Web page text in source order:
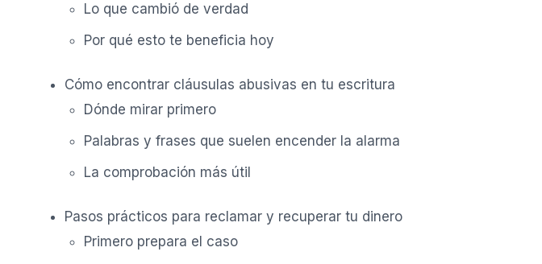
Lo que cambió de verdad
Por qué esto te beneficia hoy
Cómo encontrar cláusulas abusivas en tu escritura
Dónde mirar primero
Palabras y frases que suelen encender la alarma
La comprobación más útil
Pasos prácticos para reclamar y recuperar tu dinero
Primero prepara el caso